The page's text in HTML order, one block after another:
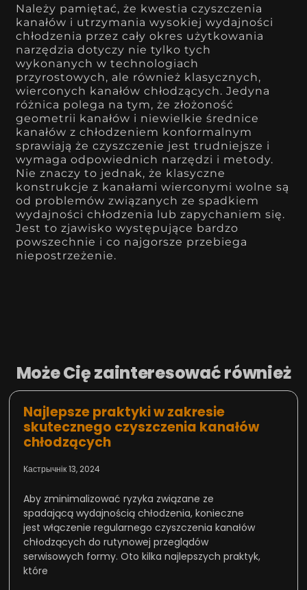
Należy pamiętać, że kwestia czyszczenia
kanałów i utrzymania wysokiej wydajności
chłodzenia przez cały okres użytkowania
narzędzia dotyczy nie tylko tych
wykonanych w technologiach
przyrostowych, ale również klasycznych,
wierconych kanałów chłodzących. Jedyna
różnica polega na tym, że złożoność
geometrii kanałów i niewielkie średnice
kanałów z chłodzeniem konformalnym
sprawiają że czyszczenie jest trudniejsze i
wymaga odpowiednich narzędzi i metody.
Nie znaczy to jednak, że klasyczne
konstrukcje z kanałami wierconymi wolne są
od problemów związanych ze spadkiem
wydajności chłodzenia lub zapychaniem się.
Jest to zjawisko występujące bardzo
powszechnie i co najgorsze przebiega
niepostrzeżenie.
Może Cię zainteresować również
Najlepsze praktyki w zakresie
skutecznego czyszczenia kanałów
chłodzących
Кастрычнік 13, 2024
Aby zminimalizować ryzyka związane ze
spadającą wydajnością chłodzenia, konieczne
jest włączenie regularnego czyszczenia kanałów
chłodzących do rutynowej przeglądów
serwisowych formy. Oto kilka najlepszych praktyk,
które